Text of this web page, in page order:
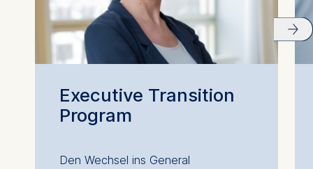
Executive Transition
Program
Den Wechsel ins General